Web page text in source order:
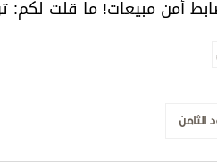
أمن مبيعات! ما قلت لكم:
الثامن